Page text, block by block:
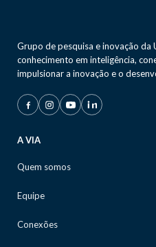
Grupo de pesquisa e inovação da
conhecimento em inteligência,
impulsionar a inovação e o
A VIA
Quem somos
Equipe
Conexões